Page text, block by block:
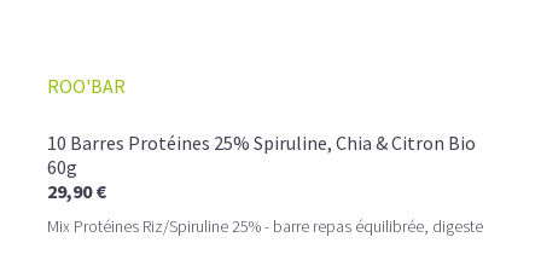
ROO'BAR
10 Barres Protéines 25% Spiruline, Chia & Citron Bio
60g
29,90 €
Mix Protéines Riz/Spiruline 25% - barre repas équilibrée, digeste